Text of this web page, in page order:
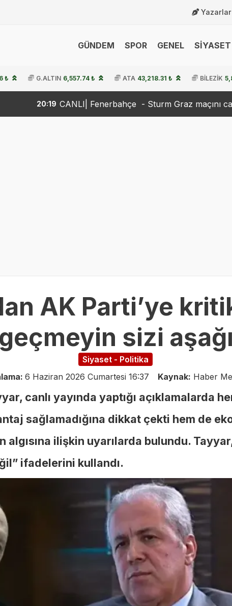
Yazarlar
GÜNDEM SPOR GENEL
₺ G.ALTIN 6,557.74 ₺ ATA 43,218.31 ₺ BİLEZİK
CANLI| Fenerbahçe - Sturm Graz maçını canlı izle (Maç
AK Parti’ye
sizi
Siyaset - Politika
6 Haziran 2026 Cumartesi 16:37 Kaynak: Haber
canlı yayında yaptığı açıklamalarda
sağlamadığına dikkat çekti hem de
ilişkin uyarılarda bulundu.
ifadelerini kullandı.